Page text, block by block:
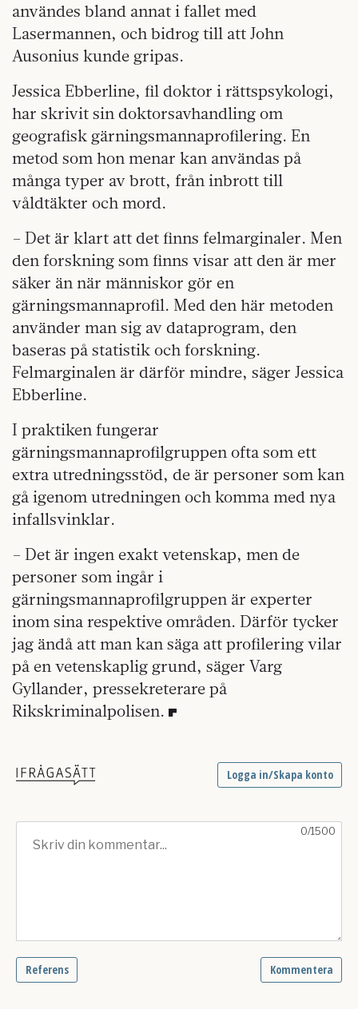
användes bland annat i fallet med
Lasermannen, och bidrog till att John
Ausonius kunde gripas.
Jessica Ebberline, fil doktor i rättspsykologi,
har skrivit sin doktorsavhandling om
geografisk gärningsmannaprofilering. En
metod som hon menar kan användas på
många typer av brott, från inbrott till
våldtäkter och mord.
– Det är klart att det finns felmarginaler. Men
den forskning som finns visar att den är mer
säker än när människor gör en
gärningsmannaprofil. Med den här metoden
använder man sig av dataprogram, den
baseras på statistik och forskning.
Felmarginalen är därför mindre, säger Jessica
Ebberline.
I praktiken fungerar
gärningsmannaprofilgruppen ofta som ett
extra utredningsstöd, de är personer som kan
gå igenom utredningen och komma med nya
infallsvinklar.
– Det är ingen exakt vetenskap, men de
personer som ingår i
gärningsmannaprofilgruppen är experter
inom sina respektive områden. Därför tycker
jag ändå att man kan säga att profilering vilar
på en vetenskaplig grund, säger Varg
Gyllander, pressekreterare på
Rikskriminalpolisen.